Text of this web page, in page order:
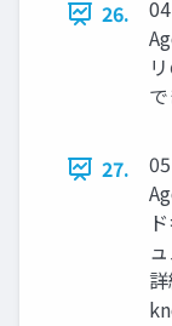
26.
で
27.